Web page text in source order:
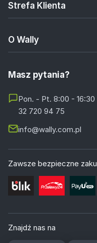
Strefa Klienta
O Wally
Masz pytania?
Pon. - Pt. 8:00 - 16:30
32 720 94 75
info@wally.com.pl
Zawsze bezpieczne
Znajdź nas na